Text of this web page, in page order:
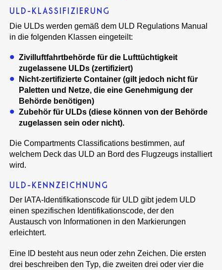
ULD-KLASSIFIZIERUNG
Die ULDs werden gemäß dem ULD Regulations Manual
in die folgenden Klassen eingeteilt:
Zivilluftfahrtbehörde für die Lufttüchtigkeit
zugelassene ULDs (zertifiziert)
Nicht-zertifizierte Container (gilt jedoch nicht für
Paletten und Netze, die eine Genehmigung der
Behörde benötigen)
Zubehör für ULDs (diese können von der Behörde
zugelassen sein oder nicht).
Die Compartments Classifications bestimmen, auf
welchem Deck das ULD an Bord des Flugzeugs installiert
wird.
ULD-KENNZEICHNUNG
Der IATA-Identifikationscode für ULD gibt jedem ULD
einen spezifischen Identifikationscode, der den
Austausch von Informationen in den Markierungen
erleichtert.
Eine ID besteht aus neun oder zehn Zeichen. Die ersten
drei beschreiben den Typ, die zweiten drei oder vier die